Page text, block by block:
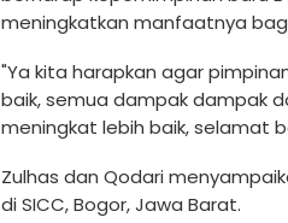
meningkatkan manfaatnya
"Ya kita harapkan agar
baik, semua dampak dampak
meningkat lebih baik, selamat
Zulhas dan Qodari
di SICC, Bogor, Jawa Barat.